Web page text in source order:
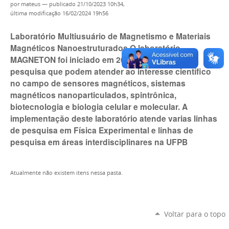
por mateus — publicado 21/10/2023 10h34,
última modificação 16/02/2024 19h56
Laboratório Multiusuário de Magnetismo e Materiais
Magnéticos Nanoestruturados O laboratório
MAGNETON foi iniciado em 2016 e tem linhas de
pesquisa que podem atender ao interesse científico
no campo de sensores magnéticos, sistemas
magnéticos nanoparticulados, spintrônica,
biotecnologia e biologia celular e molecular. A
implementação deste laboratório atende varias linhas
de pesquisa em Física Experimental e linhas de
pesquisa em áreas interdisciplinares na UFPB
Atualmente não existem itens nessa pasta.
Voltar para o topo